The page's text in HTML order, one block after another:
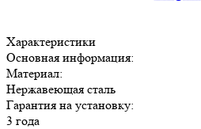
Характеристики
Основная информация:
Материал:
Нержавеющая сталь
Гарантия на установку:
3 года